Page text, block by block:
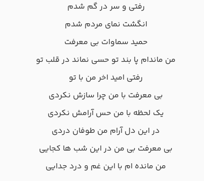
رفتی و سر در گم شدم
انگشت نمای مردم شدم
حمید سماوات بی معرفت
من ماندام پا بند تو حسی نماند در قلب تو
رفتی امید اخر من با تو
بی معرفت با من چرا سازش نکردی
یک لحظه با من حس آرامش نکردی
در این دل آرام من طوفان دردی
بی معرفت بی من در این شب ها کجایی
من مانده ام با این غم و درد جدایی